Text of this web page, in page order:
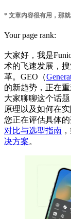
* 文章内容很有用，那
Your page rank:
大家好，我是
术的飞速发展，
革。GEO（
的新趋势，正在
大家聊聊这个话
原理以及如何在
您正在评估具体
对比与选型指南
决方案。